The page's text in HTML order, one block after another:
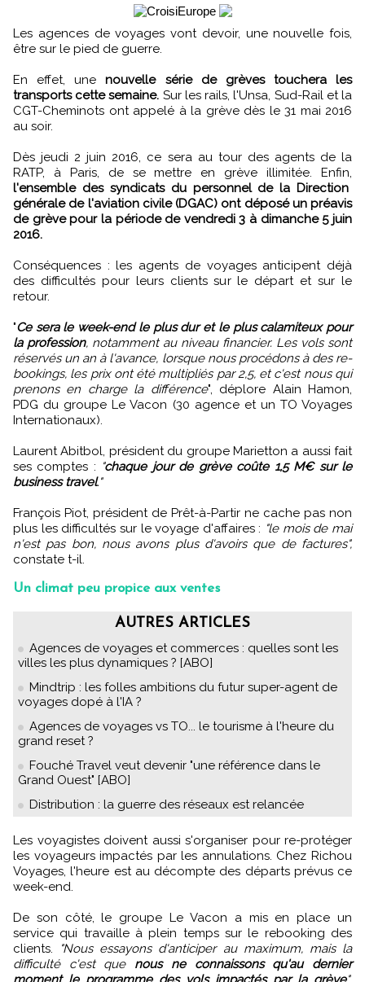
Les agences de voyages vont devoir, une nouvelle fois,
être sur le pied de guerre.
En effet, unenouvelle série de grèves touchera les
transports cette semaine. Sur les rails, l'Unsa, Sud-Rail et la
CGT-Cheminots ont appelé à la grève dès le 31 mai 2016
au soir.
Dès jeudi 2 juin 2016, ce sera au tour des agents de la
RATP, à Paris, de se mettre en grève illimitée. Enfin,
l'ensemble des syndicats du personnel de la Direction
générale de l'aviation civile (DGAC) ont déposé un préavis
de grève pour la période de vendredi 3 à dimanche 5 juin
2016.
Conséquences : les agents de voyages anticipent déjà
des difficultés pour leurs clients sur le départ et sur le
retour.
"Ce sera le week-end le plus dur et le plus calamiteux pour
la profession, notamment au niveau financier. Les vols sont
réservés un an à l'avance, lorsque nous procédons à des re-
bookings, les prix ont été multipliés par 2,5, et c'est nous qui
prenons en charge la différence", déplore Alain Hamon,
PDG du groupe Le Vacon (30 agence et un TO Voyages
Internationaux).
Laurent Abitbol, président du groupe Marietton a aussi fait
ses comptes : "chaque jour de grève coûte 1,5 M€ sur le
business travel."
François Piot, président de Prêt-à-Partir ne cache pas non
plus les difficultés sur le voyage d'affaires : "le mois de mai
n'est pas bon, nous avons plus d'avoirs que de factures",
constate t-il.
Un climat peu propice aux ventes
AUTRES ARTICLES
Agences de voyages et commerces : quelles sont les
villes les plus dynamiques ? [ABO]
Mindtrip : les folles ambitions du futur super-agent de
voyages dopé à l'IA ?
Agences de voyages vs TO... le tourisme à l'heure du
grand reset ?
Fouché Travel veut devenir "une référence dans le
Grand Ouest" [ABO]
Distribution : la guerre des réseaux est relancée
Les voyagistes doivent aussi s'organiser pour re-protéger
les voyageurs impactés par les annulations. Chez Richou
Voyages, l'heure est au décompte des départs prévus ce
week-end.
De son côté, le groupe Le Vacon a mis en place un
service qui travaille à plein temps sur le rebooking des
clients.
"Nous essayons d'anticiper au maximum, mais la
difficulté c'est que nous ne connaissons qu'au dernier